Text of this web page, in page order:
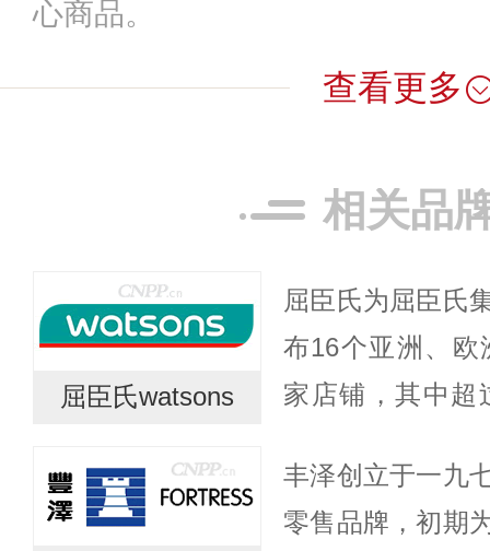
心商品。
查看更多
相关品
屈臣氏watsons
屈臣氏为屈臣氏
布16个亚洲、欧
家店铺，其中超
化的咨询与建议
品种...
丰泽创立于一九
零售品牌，初期